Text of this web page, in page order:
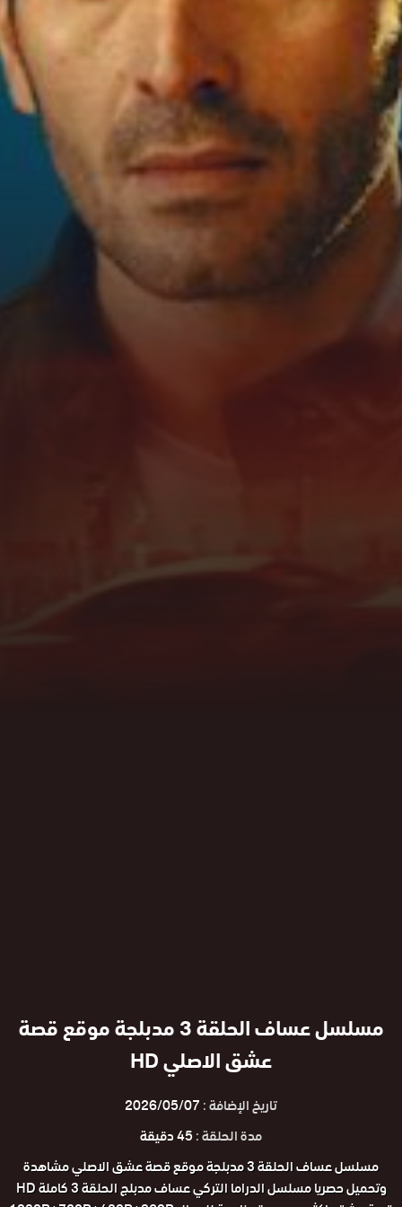
مسلسل عساف الحلقة 3 مدبلجة موقع قصة
عشق الاصلي HD
تاريخ الإضافة :2026/05/07
مدة الحلقة :45 دقيقة
مسلسل عساف الحلقة 3 مدبلجة موقع قصة عشق الاصلي مشاهدة
وتحميل حصريا مسلسل الدراما التركي عساف مدبلج الحلقة 3 كاملة HD